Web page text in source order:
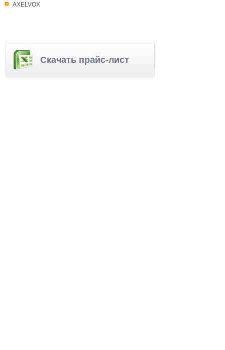
AXELVOX
Скачать прайс-лист